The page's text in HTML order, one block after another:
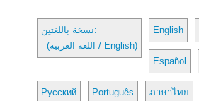
نسخة باللغتين:
(اللغة العربية / English)
English
Español
Русский Português ภาษาไทย